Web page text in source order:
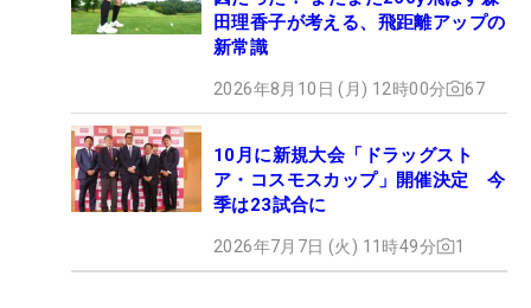
田理香子が考える、飛距離アップの
新常識
2026年8月10日 (月) 12時00分 67
10月に新規大会「ドラッグスト
ア・コスモスカップ」開催決定 今
季は23試合に
2026年7月7日 (火) 11時49分 1